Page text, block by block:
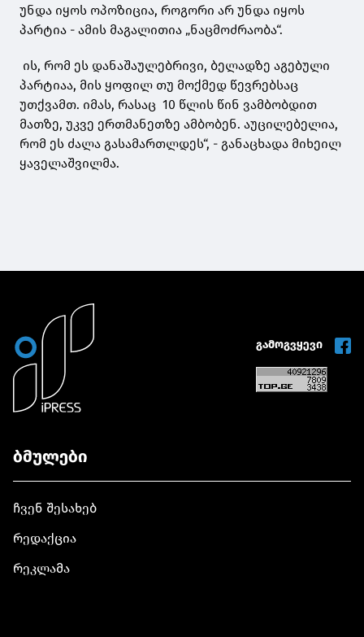
უნდა იყოს ოპოზიცია, როგორი არ უნდა იყოს
პარტია - ამის მაგალითია „ნაცმოძრაობა“.
ის, რომ ეს დანაშაულებრივი, ბელადზე აგებული
პარტიაა, მის ყოფილ თუ მოქმედ წევრებსაც
უთქვამთ. იმას, რასაც 10 წლის წინ ვამბობდით
მათზე, უკვე ერთმანეთზე ამბობენ. აუცილებელია,
რომ ეს ძალა გასამართლდეს“, - განაცხადა მიხეილ
ყაველაშვილმა.
გამოგვყევი
ბმულები
ჩვენ შესახებ
რედაქცია
რეკლამა